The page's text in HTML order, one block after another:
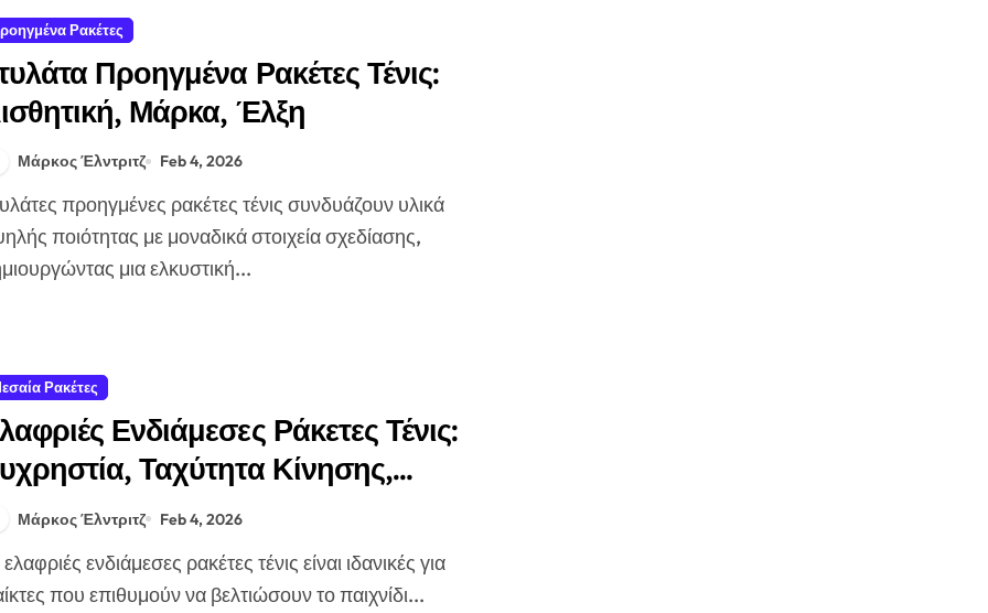
Ρακέτες
Προηγμένα Ρακέτες Τένις:
Μάρκα, Έλξη
Μάρκος Έλντριτζ Feb 4, 2026
ποιότητας με μοναδικά στοιχεία σχεδίασης,
μια ελκυστική...
Ρακέτες
Ενδιάμεσες Ράκετες Τένις:
Ταχύτητα Κίνησης,
Άνεση
Μάρκος Έλντριτζ Feb 4, 2026
που επιθυμούν να βελτιώσουν το παιχνίδι...